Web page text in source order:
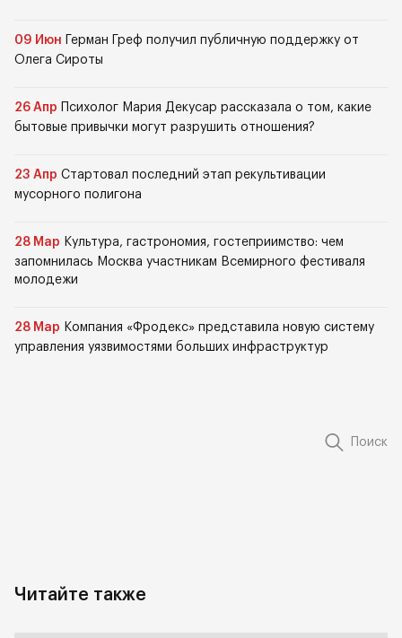
09 Июн
Герман Греф получил публичную поддержку от
Олега Сироты
26 Апр
Психолог Мария Декусар рассказала о том, какие
бытовые привычки могут разрушить отношения?
23 Апр Стартовал последний этап рекультивации
мусорного полигона
28 Мар Культура, гастрономия, гостеприимство: чем
запомнилась Москва участникам Всемирного фестиваля
молодежи
28 Мар Компания «Фродекс» представила новую систему
управления уязвимостями больших инфраструктур
Поиск
Читайте также